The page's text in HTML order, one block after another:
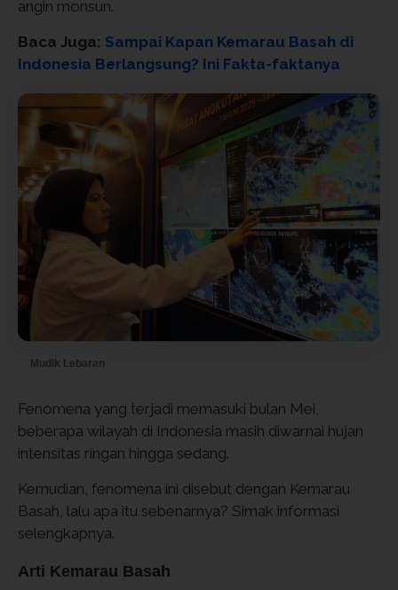
angin monsun.
Baca Juga: Sampai Kapan Kemarau Basah di
Indonesia Berlangsung? Ini Fakta-faktanya
Mudik Lebaran
Fenomena yang terjadi memasuki bulan Mei,
beberapa wilayah di Indonesia masih diwarnai hujan
intensitas ringan hingga sedang.
Kemudian, fenomena ini disebut dengan Kemarau
Basah, lalu apa itu sebenarnya? Simak informasi
selengkapnya.
Arti Kemarau Basah